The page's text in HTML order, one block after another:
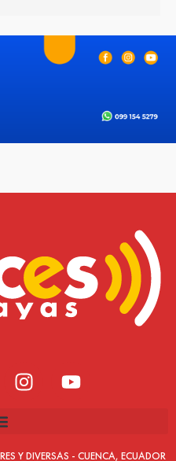
Y DIVERSAS - CUENCA, ECUADOR